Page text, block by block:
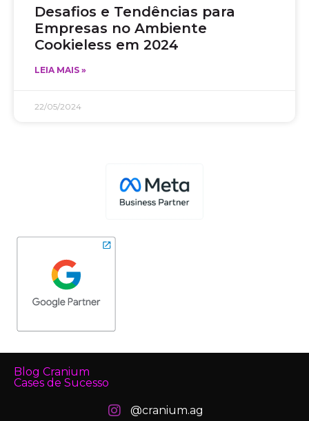
Desafios e Tendências para
Empresas no Ambiente
Cookieless em 2024
LEIA MAIS »
22/05/2024
Blog Cranium
Cases de Sucesso
@cranium.ag